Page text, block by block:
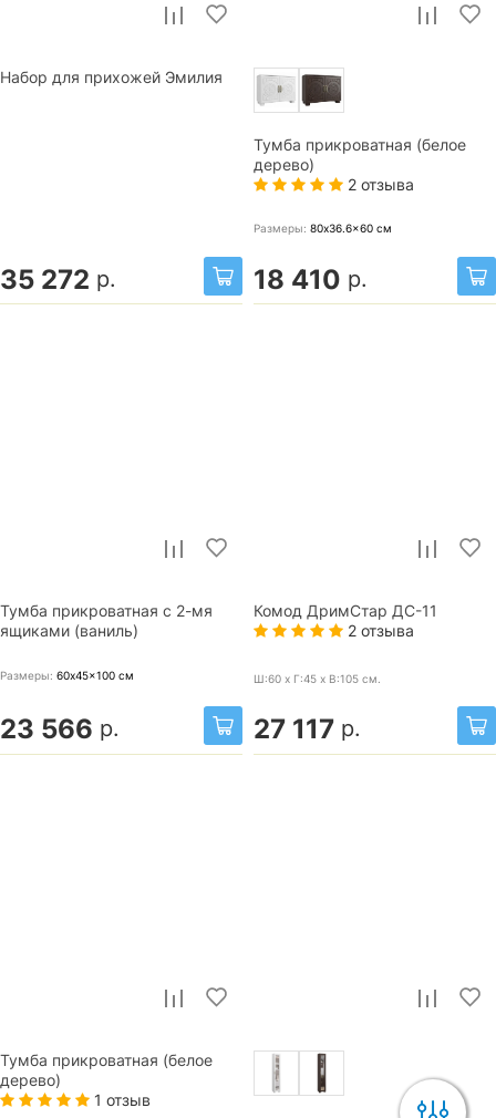
Набор для прихожей Эмилия
35 272 р.
Тумба прикроватная (белое
дерево)
2 отзыва
Размеры: 80x36.6x60 см
18 410 р.
Тумба прикроватная с 2-мя
ящиками (ваниль)
Размеры: 60x45x100 см
23 566 р.
Комод ДримСтар ДС-11
2 отзыва
Ш:60 x Г:45 x В:105 см.
27 117 р.
Тумба прикроватная (белое
дерево)
1 отзыв